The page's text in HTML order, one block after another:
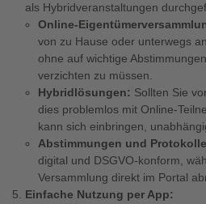
als Hybridveranstaltungen
Online-
von zu Hause oder unterwegs
ohne auf wichtige
verzichten zu müssen.
Hybridlösungen: Sollten Sie
dies problemlos mit Online-
kann sich einbringen,
Abstimmungen und
digital und DSGVO-konform,
Versammlung direkt im Portal
Einfache Nutzung per App: